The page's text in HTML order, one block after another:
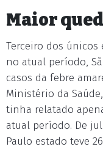
Maior
Terceiro dos
no atual período,
casos da febre
Ministério da
tinha relatado
atual período. De
Paulo estado teve